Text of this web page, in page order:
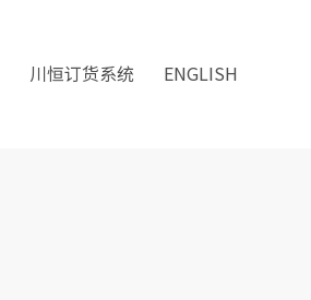
川恒订货系统 ENGLISH